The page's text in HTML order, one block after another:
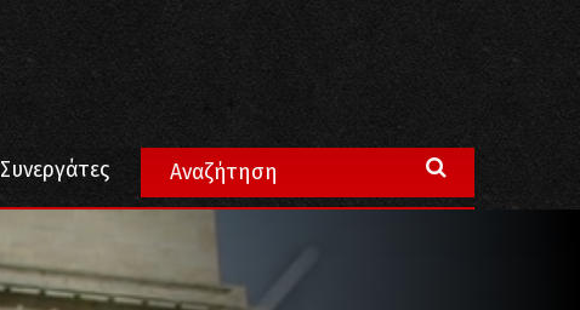
Συνεργάτες